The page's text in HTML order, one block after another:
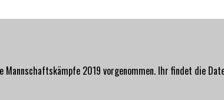
2019 vorgenommen. Ihr findet die